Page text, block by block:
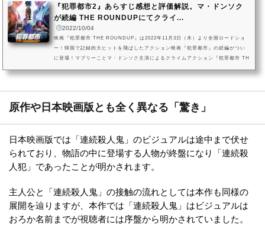
『犯罪都市2』あらすじ感想と評価解説。マ・ドンソク
が続編 THE ROUNDUPにてクライ...
2022/10/04
映画『犯罪都市 THE ROUNDUP』は2022年11月3日（木）より全国ロードショ
ー！韓国で記録的大ヒットを飛ばしたアクション映画『犯罪都市』の続編がつい
に登場！マブリーことマ・ドンソク主演によるクライムアクション『犯罪都市 TH
ORP...
原作や日本映画版とも全く異なる「驚き」
日本映画版では「連続殺人鬼」のビジュアルは途中まで伏せ
られており、物語の中に登場する人物が終盤になり「連続殺
人犯」であったことが明かされます。
主人公と「連続殺人鬼」の接触の流れとしては本作も同様の
展開を辿りますが、本作では「連続殺人鬼」はビジュアルは
おろか名前までが視聴者には序盤から明かされていました。